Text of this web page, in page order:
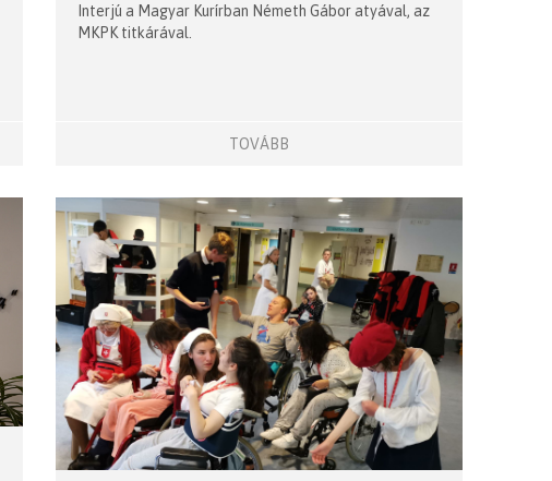
Interjú a Magyar Kurírban Németh Gábor atyával, az
MKPK titkárával.
TOVÁBB